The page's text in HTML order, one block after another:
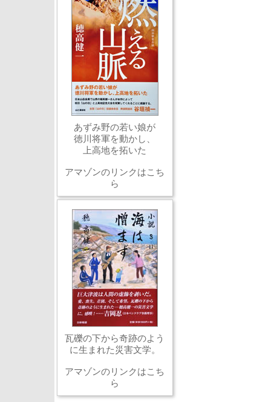
あずみ野の若い娘が
徳川将軍を動かし、
上高地を拓いた
アマゾンのリンクはこち
ら
瓦礫の下から奇跡のよう
に生まれた災害文学。
アマゾンのリンクはこち
ら